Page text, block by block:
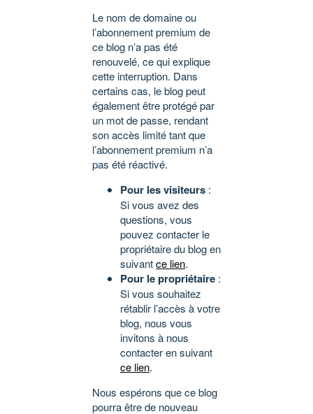
Le nom de domaine ou
l’abonnement premium de
ce blog n’a pas été
renouvelé, ce qui explique
cette interruption. Dans
certains cas, le blog peut
également être protégé par
un mot de passe, rendant
son accès limité tant que
l’abonnement premium n’a
pas été réactivé.
Pour les visiteurs :
Si vous avez des
questions, vous
pouvez contacter le
propriétaire du blog en
suivantce lien.
Pour le propriétaire :
Si vous souhaitez
rétablir l’accès à votre
blog, nous vous
invitons à nous
contacter en suivant
ce lien.
Nous espérons que ce blog
pourra être de nouveau